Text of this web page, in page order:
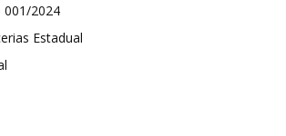
001/2024
Estadual